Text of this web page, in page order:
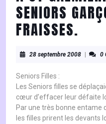
SENIORS
FRAISSES.
28 septembre 200828
0
Seniors Filles :
Les Seniors filles se
cœur d’effacer leur défaite
Par une très bonne entame
les filles prirent les devants